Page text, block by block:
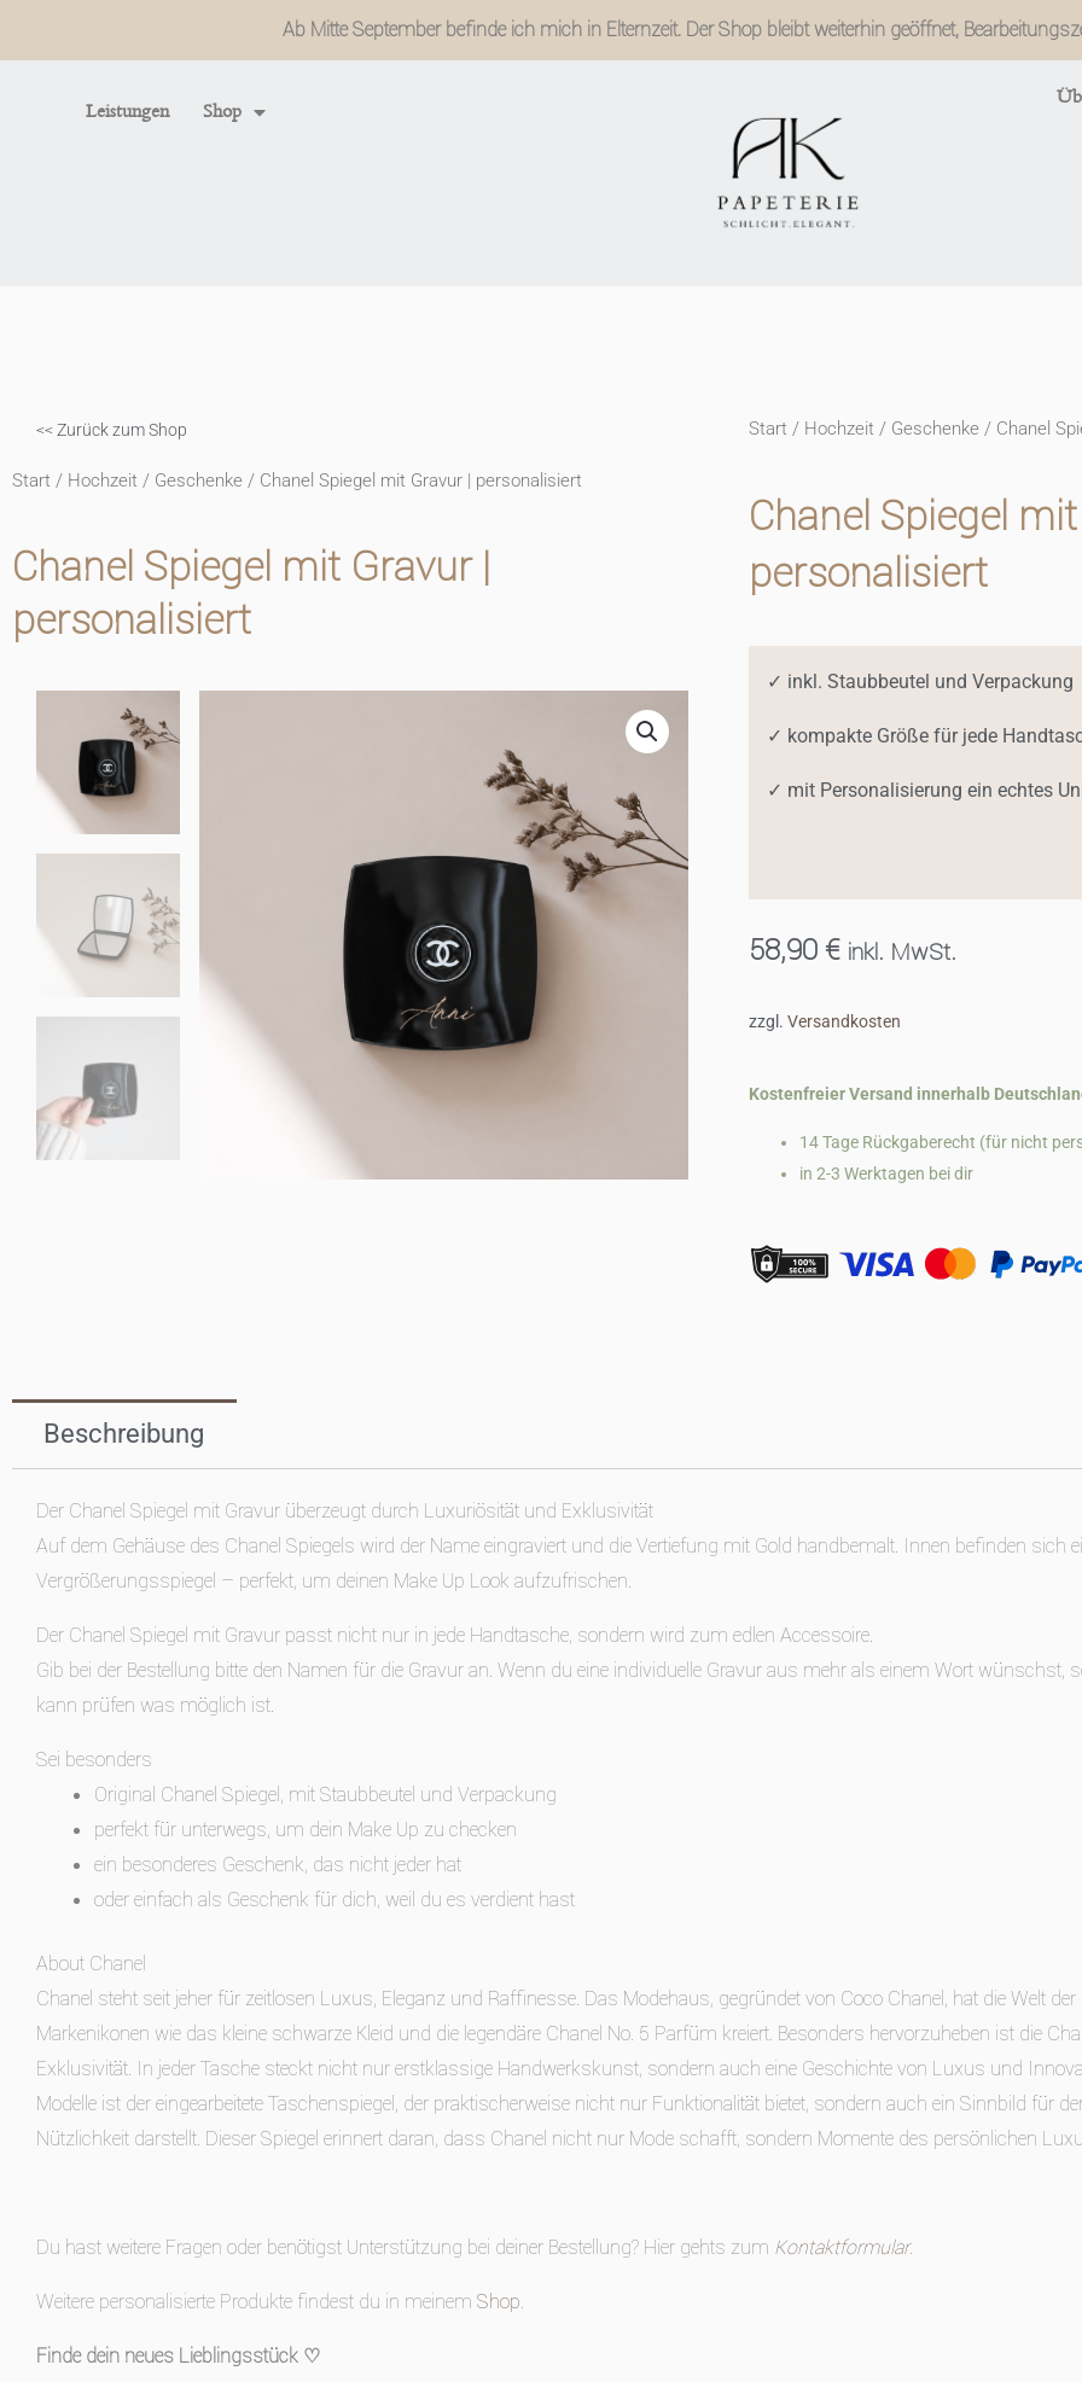
Ab Mitte September befinde ich mich in Elternzeit. Der Shop bleibt weiterhin geöffnet,
Leistungen Shop
<< Zurück zum Shop
Start / Hochzeit / Geschenke / Chanel Spiegel mit Gravur | personalisiert
Chanel Spiegel mit Gravur |
personalisiert
Start / Hochzeit / Geschenke / Chanel
Chanel Spiegel
personalisiert
✓ inkl. Staubbeutel und Verpackung
✓ kompakte Größe für jede
✓ mit Personalisierung ein echtes
58,90 € inkl. MwSt.
zzgl. Versandkosten
Kostenfreier Versand innerhalb
14 Tage Rückgaberecht (für nicht
in 2-3 Werktagen bei dir
Beschreibung
Der Chanel Spiegel mit Gravur überzeugt durch Luxuriösität und Exklusivität
Auf dem Gehäuse des Chanel Spiegels wird der Name eingraviert und die Vertiefung mit Gold handbemalt. Innen befinden sich
Vergrößerungsspiegel – perfekt, um deinen Make Up Look aufzufrischen.
Der Chanel Spiegel mit Gravur passt nicht nur in jede Handtasche, sondern wird zum edlen Accessoire.
Gib bei der Bestellung bitte den Namen für die Gravur an. Wenn du eine individuelle Gravur aus mehr als einem Wort wünschst,
kann prüfen was möglich ist.
Sei besonders
Original Chanel Spiegel, mit Staubbeutel und Verpackung
perfekt für unterwegs, um dein Make Up zu checken
ein besonderes Geschenk, das nicht jeder hat
oder einfach als Geschenk für dich, weil du es verdient hast
About Chanel
Chanel steht seit jeher für zeitlosen Luxus, Eleganz und Raffinesse. Das Modehaus, gegründet von Coco Chanel, hat die Welt
Markenikonen wie das kleine schwarze Kleid und die legendäre Chanel No. 5 Parfüm kreiert. Besonders hervorzuheben ist die
Exklusivität. In jeder Tasche steckt nicht nur erstklassige Handwerkskunst, sondern auch eine Geschichte von Luxus und
Modelle ist der eingearbeitete Taschenspiegel, der praktischerweise nicht nur Funktionalität bietet, sondern auch ein Sinnbild für
Nützlichkeit darstellt. Dieser Spiegel erinnert daran, dass Chanel nicht nur Mode schafft, sondern Momente des persönlichen
Du hast weitere Fragen oder benötigst Unterstützung bei deiner Bestellung? Hier gehts zum Kontaktformular.
Weitere personalisierte Produkte findest du in meinem Shop
Finde dein neues Lieblingsstück ♡